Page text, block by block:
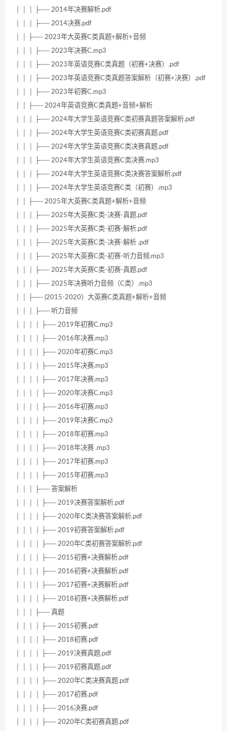
│ │ │ ├── 2014年决赛解析.pdf
│ │ │ ├── 2014决赛.pdf
│ │ ├── 2023年大英赛C类真题+解析+音频
│ │ │ ├── 2023年决赛C.mp3
│ │ │ ├── 2023年英语竞赛C类真题（初赛+决赛）.pdf
│ │ │ ├── 2023年英语竞赛C类真题答案解析（初赛+决赛）.pdf
│ │ │ ├── 2023年初赛C.mp3
│ │ ├── 2024年英语竞赛C类真题+音频+解析
│ │ │ ├── 2024年大学生英语竞赛C类初赛真题答案解析.pdf
│ │ │ ├── 2024年大学生英语竞赛C类初赛真题.pdf
│ │ │ ├── 2024年大学生英语竞赛C类决赛真题.pdf
│ │ │ ├── 2024年大学生英语竞赛C类决赛.mp3
│ │ │ ├── 2024年大学生英语竞赛C类决赛答案解析.pdf
│ │ │ ├── 2024年大学生英语竞赛C类（初赛）.mp3
│ │ ├── 2025年大英赛C类真题+解析+音频
│ │ │ ├── 2025年大英赛C类-决赛-真题.pdf
│ │ │ ├── 2025年大英赛C类-初赛-解析.pdf
│ │ │ ├── 2025年大英赛C类-决赛-解析 .pdf
│ │ │ ├── 2025年大英赛C类-初赛-听力音频.mp3
│ │ │ ├── 2025年大英赛C类-初赛-真题.pdf
│ │ │ ├── 2025年决赛听力音频（C类）.mp3
│ │ ├── (2015-2020）大英赛C类真题+解析+音频
│ │ │ ├── 听力音频
│ │ │ │ ├── 2019年初赛C.mp3
│ │ │ │ ├── 2016年决赛.mp3
│ │ │ │ ├── 2020年初赛C.mp3
│ │ │ │ ├── 2015年决赛.mp3
│ │ │ │ ├── 2017年决赛.mp3
│ │ │ │ ├── 2020年决赛C.mp3
│ │ │ │ ├── 2016年初赛.mp3
│ │ │ │ ├── 2019年决赛C.mp3
│ │ │ │ ├── 2018年初赛.mp3
│ │ │ │ ├── 2018年决赛 .mp3
│ │ │ │ ├── 2017年初赛.mp3
│ │ │ │ ├── 2015年初赛.mp3
│ │ │ ├── 答案解析
│ │ │ │ ├── 2019决赛答案解析.pdf
│ │ │ │ ├── 2020年C类决赛答案解析.pdf
│ │ │ │ ├── 2019初赛答案解析.pdf
│ │ │ │ ├── 2020年C类初赛答案解析.pdf
│ │ │ │ ├── 2015初赛+决赛解析.pdf
│ │ │ │ ├── 2016初赛+决赛解析.pdf
│ │ │ │ ├── 2017初赛+决赛解析.pdf
│ │ │ │ ├── 2018初赛+决赛解析.pdf
│ │ │ ├── 真题
│ │ │ │ ├── 2015初赛.pdf
│ │ │ │ ├── 2018初赛.pdf
│ │ │ │ ├── 2019决赛真题.pdf
│ │ │ │ ├── 2019初赛真题.pdf
│ │ │ │ ├── 2020年C类决赛真题.pdf
│ │ │ │ ├── 2017初赛.pdf
│ │ │ │ ├── 2016决赛.pdf
│ │ │ │ ├── 2020年C类初赛真题.pdf